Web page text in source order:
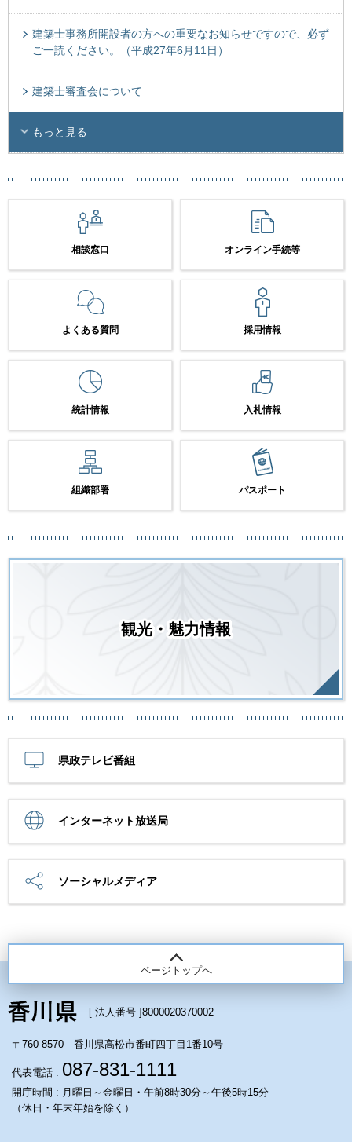
建築士事務所開設者の方への重要なお知らせですので、必ず
ご一読ください。（平成27年6月11日）
建築士審査会について
もっと見る
相談窓口 オンライン手続等
よくある質問 採用情報
統計情報 入札情報
組織部署 パスポート
観光・魅力情報
県政テレビ番組
インターネット放送局
ソーシャルメディア
ページトップへ
[ 法人番号 ]8000020370002
〒760-8570 香川県高松市番町四丁目1番10号
代表電話 : 087-831-1111
開庁時間 : 月曜日～金曜日・午前8時30分～午後5時15分
（休日・年末年始を除く）